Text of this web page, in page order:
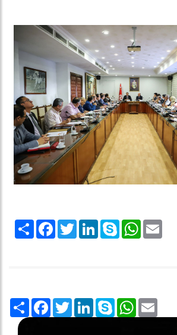
Share Facebook
TwitterLinkedInSkype WhatsApp
Share Facebook
TwitterLinkedInSkype WhatsApp